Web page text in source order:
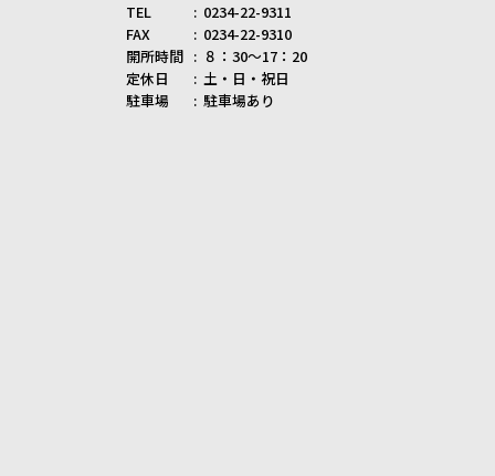
TEL
0234-22-9311
FAX
0234-22-9310
開所時間
８：30～17：20
定休日
土・日・祝日
駐車場
駐車場あり